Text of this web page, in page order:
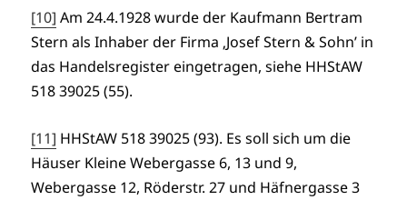
[10] Am 24.4.1928 wurde der Kaufmann Bertram
Stern als Inhaber der Firma ‚Josef Stern & Sohn’ in
das Handelsregister eingetragen, siehe HHStAW
518 39025 (55).
[11] HHStAW 518 39025 (93). Es soll sich um die
Häuser Kleine Webergasse 6, 13 und 9,
Webergasse 12, Röderstr. 27 und Häfnergasse 3